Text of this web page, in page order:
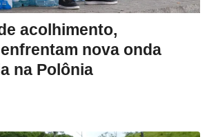
acolhimento,
nova onda
na Polônia